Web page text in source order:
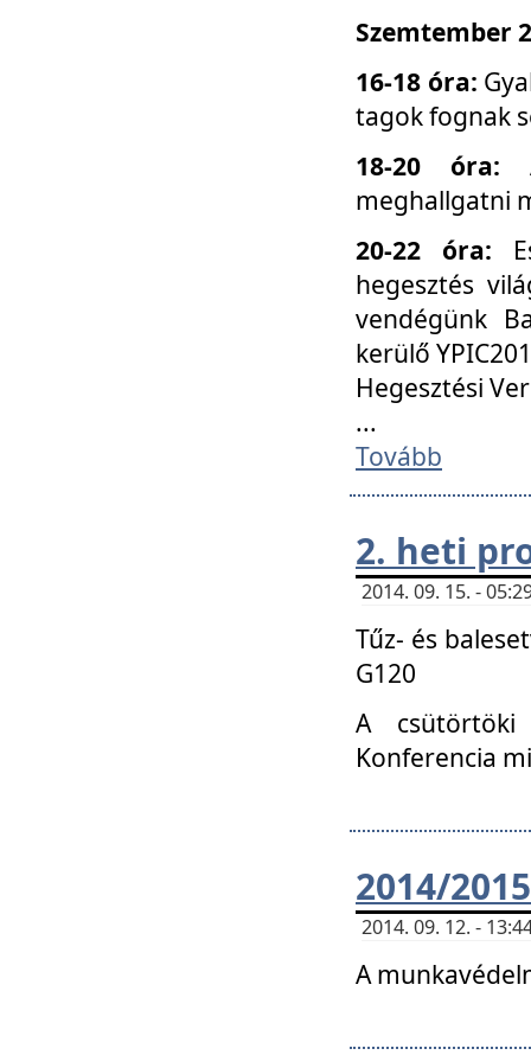
Szemtember
16-18 óra:
tagok fognak
18-20 óra:
meghallgatni
20-22 óra:
hegesztés
vendégünk
kerülő
Hegesztési
...
Tovább
2. heti
2014. 09. 15. -
Tűz- és
G120
A csütörtöki
Konferencia
2014/
2014. 09. 12. -
A